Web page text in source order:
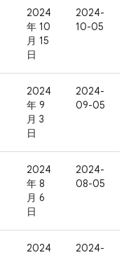
2024
年 10
月 15
日
2024-
10-05
2024
年 9
月 3
日
2024-
09-05
2024
年 8
月 6
日
2024-
08-05
2024
2024-